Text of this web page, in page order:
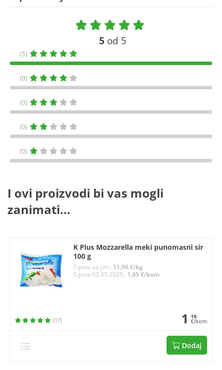
5 od 5
(5)
(0)
(0)
(0)
(0)
I ovi proizvodi bi vas mogli
zanimati...
K Plus Mozzarella meki punomasni sir
100 g
Cijena za j.m.: 11,90 €/kg
Cijena 02.05.2025.: 1,05 €/kom
(17) 1 19
€/kom
Dodaj